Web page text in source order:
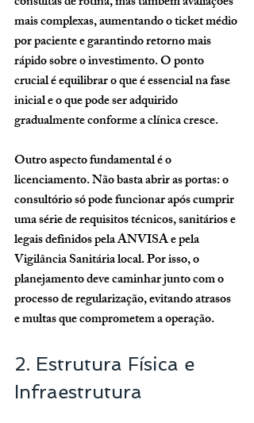
mais complexas, aumentando o ticket médio
por paciente e garantindo retorno mais
rápido sobre o investimento. O ponto
crucial é equilibrar o que é essencial na fase
inicial e o que pode ser adquirido
gradualmente conforme a clínica cresce.
Outro aspecto fundamental é o
licenciamento. Não basta abrir as portas: o
consultório só pode funcionar após cumprir
uma série de requisitos técnicos, sanitários e
legais definidos pela ANVISA e pela
Vigilância Sanitária local. Por isso, o
planejamento deve caminhar junto com o
processo de regularização, evitando atrasos
e multas que comprometem a operação.
2. Estrutura Física e
Infraestrutura